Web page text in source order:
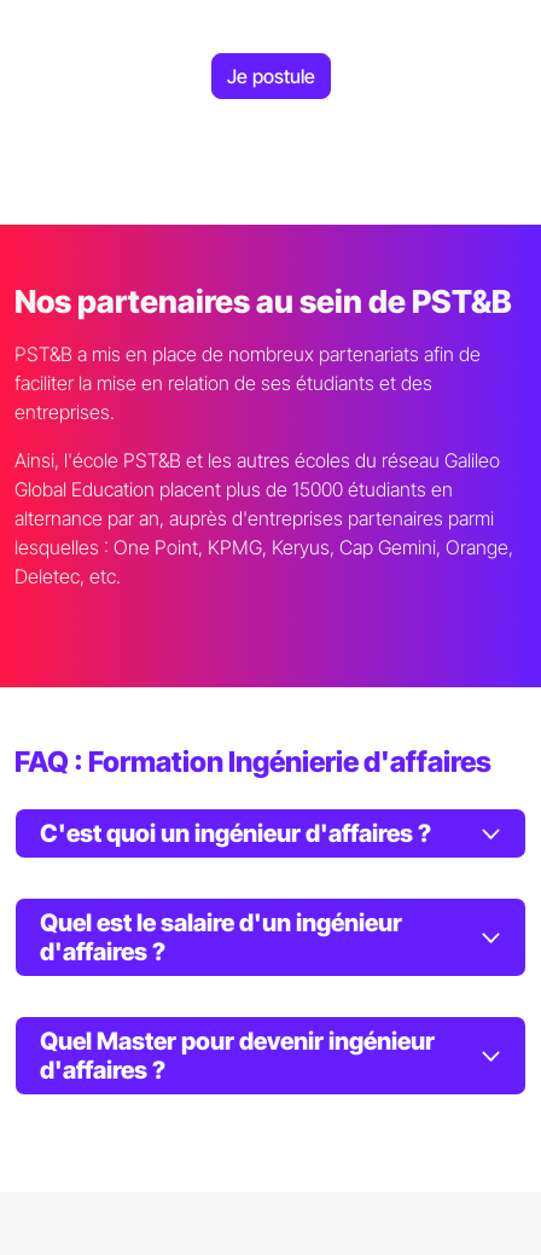
Je postule
Nos partenaires au sein de PST&B
PST&B a mis en place de nombreux partenariats afin de
faciliter la mise en relation de ses étudiants et des
entreprises.
Ainsi, l'école PST&B et les autres écoles du réseau Galileo
Global Education placent plus de 15000 étudiants en
alternance par an, auprès d'entreprises partenaires parmi
lesquelles : One Point, KPMG, Keryus, Cap Gemini, Orange,
Deletec, etc.
FAQ : Formation Ingénierie d'affaires
C'est quoi un ingénieur d'affaires ?
Quel est le salaire d'un ingénieur
d'affaires ?
Quel Master pour devenir ingénieur
d'affaires ?